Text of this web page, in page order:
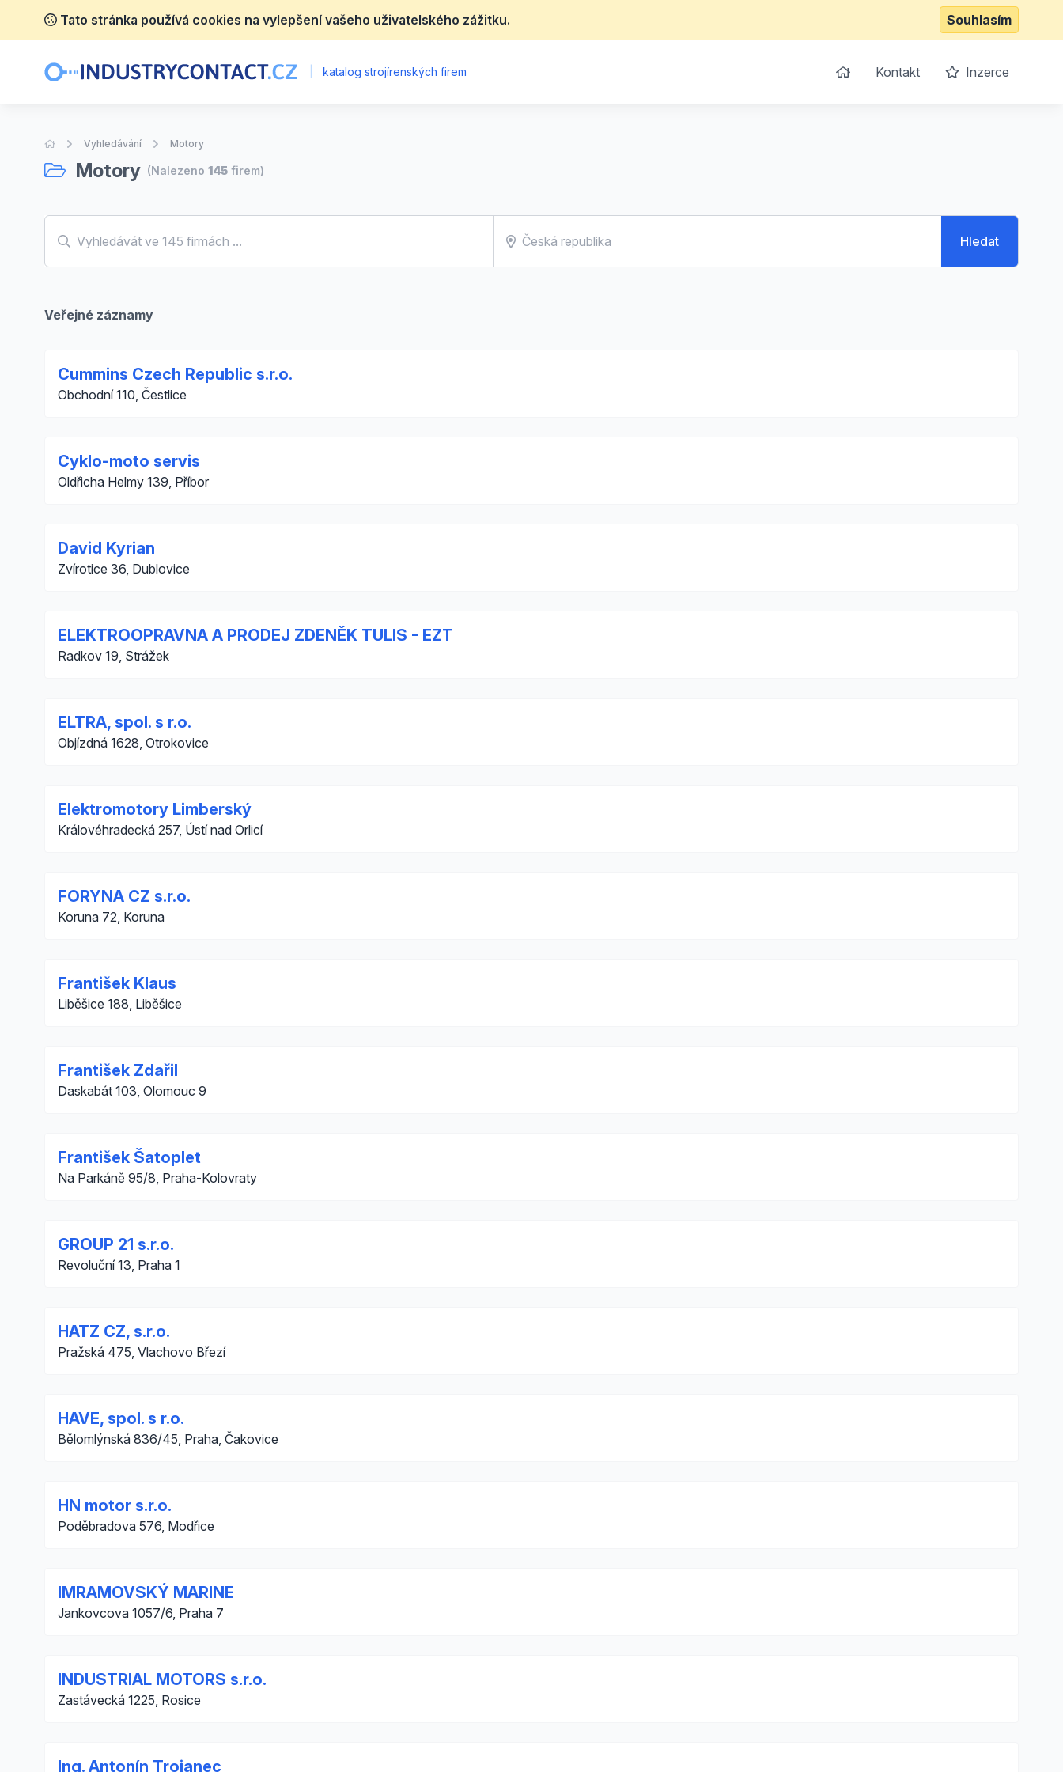
Tato stránka používá cookies na vylepšení vašeho uživatelského zážitku. Souhlasím
katalog strojírenských firem Kontakt Inzerce
Úvodní stránka
Vyhledávání Motory
Motory (Nalezeno 145 firem)
Hledat
Veřejné záznamy
Cummins Czech Republic s.r.o.
Obchodní 110, Čestlice
Cyklo-moto servis
Oldřicha Helmy 139, Příbor
David Kyrian
Zvírotice 36, Dublovice
ELEKTROOPRAVNA A PRODEJ ZDENĚK TULIS - EZT
Radkov 19, Strážek
ELTRA, spol. s r.o.
Objízdná 1628, Otrokovice
Elektromotory Limberský
Královéhradecká 257, Ústí nad Orlicí
FORYNA CZ s.r.o.
Koruna 72, Koruna
František Klaus
Liběšice 188, Liběšice
František Zdařil
Daskabát 103, Olomouc 9
František Šatoplet
Na Parkáně 95/8, Praha-Kolovraty
GROUP 21 s.r.o.
Revoluční 13, Praha 1
HATZ CZ, s.r.o.
Pražská 475, Vlachovo Březí
HAVE, spol. s r.o.
Bělomlýnská 836/45, Praha, Čakovice
HN motor s.r.o.
Poděbradova 576, Modřice
IMRAMOVSKÝ MARINE
Jankovcova 1057/6, Praha 7
INDUSTRIAL MOTORS s.r.o.
Zastávecká 1225, Rosice
Ing. Antonín Trojanec